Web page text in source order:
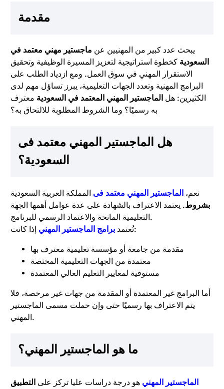
مقدمة
يبحث عدد كبير من المهنيين عن ماجستير مهني معتمد في
السعودية كخطوة استراتيجية لتعزيز المسيرة الوظيفية وتحقيق
الاستقرار المهني في سوق العمل. ومع ازدياد الطلب على
البرامج المهنية وتعدد الجهات التعليمية، يبرز تساؤل مهم لدى
الكثيرين: هل الماجستير المهني المعتمد في السعودية معترف
به رسميًا؟ وما الشروط المطلوبة للالتحاق به؟
هل الماجستير المهني معتمد فى
السعودية؟
نعم، الماجستير المهني معتمد فى المملكة العربية السعودية
بشروط. يعتمد الاعتراف بالشهادة على عدة عوامل أهمها الجهة
التعليمية المانحة والاعتماد الرسمي للبرنامج.
تُعتمد برامج الماجستير المهني إذا كانت:
مقدمة من جامعة أو مؤسسة تعليمية معترف بها
معتمدة من الجهات التعليمية المختصة
مستوفية لمعايير التعليم العالي المعتمدة
أما البرامج غير المعتمدة أو المقدمة من جهات غير مرخصة، فلا
يتم الاعتراف بها رسميًا حتى وإن حملت مسمى الماجستير
المهني.
ما هو الماجستير المهني؟
الماجستير المهني هو درجة دراسات عليا تركز على التطبيق